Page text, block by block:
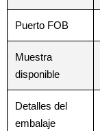
Puerto FOB
Muestra
disponible
Detalles del
embalaje